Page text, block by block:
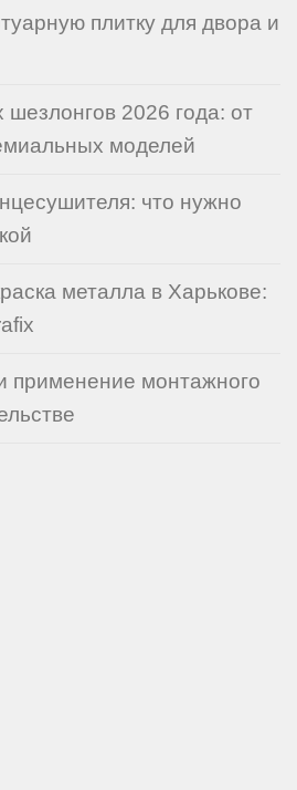
плитку для двора и
2026 года: от
моделей
что нужно
металла в Харькове:
применение монтажного